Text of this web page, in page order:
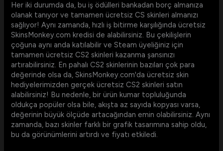
Her iki durumda da, bu iş ödülleri bankadan borç almanıza
olanak tanıyor ve tamamen ücretsiz CS skinleri almanızı
sağlıyor! Aynı zamanda, hızlı iş bitirme karşılığında ücretsiz
SkinsMonkey.com kredisi de alabilirsiniz. Bu çekilişlerin
çoğuna aynı anda katılabilir ve Steam üyeliğiniz için
tamamen ücretsiz CS2 skinleri kazanma şansınızı
artırabilirsiniz. En pahalı CS2 skinlerinin bazıları çok para
değerinde olsa da, SkinsMonkey.com'da ücretsiz skin
hediyelerimizden gerçek ücretsiz CS2 skinleri satın
alabilirsiniz! Bu nedenle, bir ürün kumar topluluğunda
oldukça popüler olsa bile, akışta az sayıda kopyası varsa,
değerinin büyük ölçüde artacağından emin olabilirsiniz. Aynı
zamanda, bazı skinler farklı bir grafik tasarımına sahip oldu,
bu da görünümlerini artırdı ve fiyatı etkiledi.